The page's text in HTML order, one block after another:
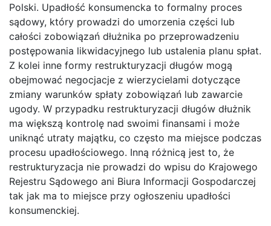
Polski. Upadłość konsumencka to formalny proces
sądowy, który prowadzi do umorzenia części lub
całości zobowiązań dłużnika po przeprowadzeniu
postępowania likwidacyjnego lub ustalenia planu spłat.
Z kolei inne formy restrukturyzacji długów mogą
obejmować negocjacje z wierzycielami dotyczące
zmiany warunków spłaty zobowiązań lub zawarcie
ugody. W przypadku restrukturyzacji długów dłużnik
ma większą kontrolę nad swoimi finansami i może
uniknąć utraty majątku, co często ma miejsce podczas
procesu upadłościowego. Inną różnicą jest to, że
restrukturyzacja nie prowadzi do wpisu do Krajowego
Rejestru Sądowego ani Biura Informacji Gospodarczej
tak jak ma to miejsce przy ogłoszeniu upadłości
konsumenckiej.